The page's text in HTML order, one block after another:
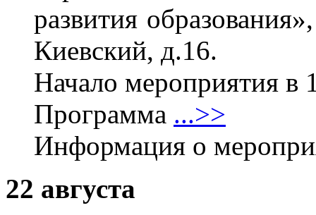
развития
Киевский, д.16.
Начало мероприятия в
Программа ...>>
Информация о
22 августа